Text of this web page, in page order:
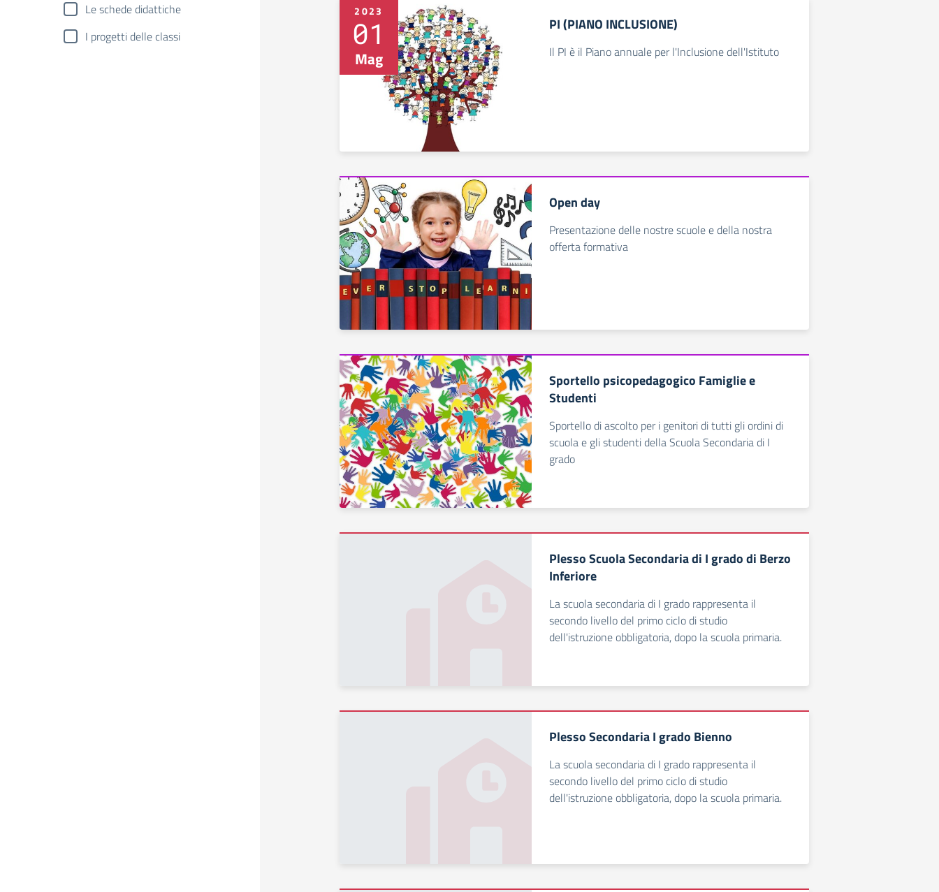
Le schede didattiche
I progetti delle classi
2023
01
Mag
PI (PIANO INCLUSIONE)
Il PI è il Piano annuale per l'Inclusione dell'Istituto
Open day
Presentazione delle nostre scuole e della nostra
offerta formativa
Sportello psicopedagogico Famiglie e
Studenti
Sportello di ascolto per i genitori di tutti gli ordini di
scuola e gli studenti della Scuola Secondaria di I
grado
Plesso Scuola Secondaria di I grado di Berzo
Inferiore
La scuola secondaria di I grado rappresenta il
secondo livello del primo ciclo di studio
dell'istruzione obbligatoria, dopo la scuola primaria.
Plesso Secondaria I grado Bienno
La scuola secondaria di I grado rappresenta il
secondo livello del primo ciclo di studio
dell'istruzione obbligatoria, dopo la scuola primaria.